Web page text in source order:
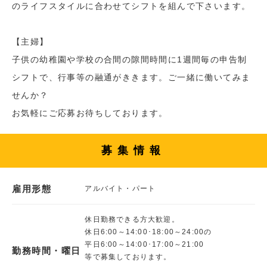
のライフスタイルに合わせてシフトを組んで下さいます。
【主婦】
子供の幼稚園や学校の合間の隙間時間に1週間毎の申告制
シフトで、行事等の融通がききます。ご一緒に働いてみま
せんか？
お気軽にご応募お待ちしております。
募集情報
雇用形態 アルバイト・パート
勤務時間・曜日
休日勤務できる方大歓迎。
休日6:00～14:00･18:00～24:00の
平日6:00～14:00･17:00～21:00
等で募集しております。